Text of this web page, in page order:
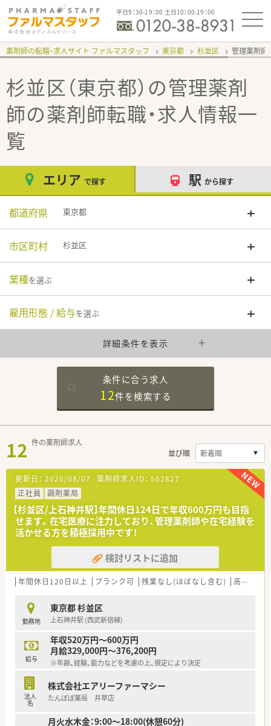
平日9：30-19：00 土日10：00-19：00
薬剤師の転職・求人サイト ファルマスタッフ 東京都 杉並区 管理薬剤師
杉並区（東京都）の管理薬剤
師の薬剤師転職・求人情報一
覧
エリア で探す 駅 から探す
都道府県 東京都
市区町村 杉並区
業種を選ぶ
雇用形態 / 給与を選ぶ
詳細条件を表示
条件に合う求人
12件を検索する
12 件の薬剤師求人
並び順
更新日： 2026/08/07 薬剤師求人ID： 562827
正社員
調剤薬局
【杉並区/上石神井駅】年間休日124日で年収600万円も目指
せます。在宅医療に注力しており、管理薬剤師や在宅経験を
活かせる方を積極採用中です！
検討リストに追加
年間休日120日以上 ブランク可 残業なし(ほぼなし含む) 高給与(600万円以上)
勤務地
東京都 杉並区
上石神井駅 (西武新宿線)
給与
年収520万円～600万円
月給329,000円～376,200円
※年齢、経験、能力などを考慮の上、規定により決定
法人
名
株式会社エアリーファーマシー
たんぽぽ薬局 井草店
月火水木金：9:00～18:00(休憩60分)